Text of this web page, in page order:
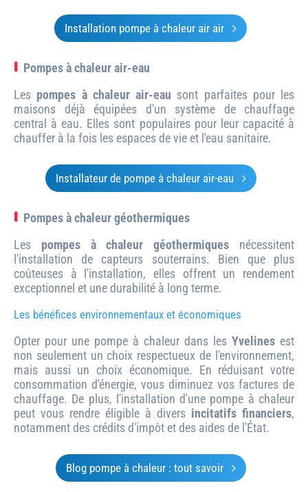
Installation pompe à chaleur air air
Pompes à chaleur air-eau
Les pompes à chaleur air-eau sont parfaites pour les
maisons déjà équipées d'un système de chauffage
central à eau. Elles sont populaires pour leur capacité à
chauffer à la fois les espaces de vie et l'eau sanitaire.
Installateur de pompe à chaleur air-eau
Pompes à chaleur géothermiques
Les pompes à chaleur géothermiques nécessitent
l'installation de capteurs souterrains. Bien que plus
coûteuses à l'installation, elles offrent un rendement
exceptionnel et une durabilité à long terme.
Les bénéfices environnementaux et économiques
Opter pour une pompe à chaleur dans les Yvelines est
non seulement un choix respectueux de l'environnement,
mais aussi un choix économique. En réduisant votre
consommation d'énergie, vous diminuez vos factures de
chauffage. De plus, l'installation d'une pompe à chaleur
peut vous rendre éligible à divers incitatifs financiers,
notamment des crédits d'impôt et des aides de l'État.
Blog pompe à chaleur : tout savoir